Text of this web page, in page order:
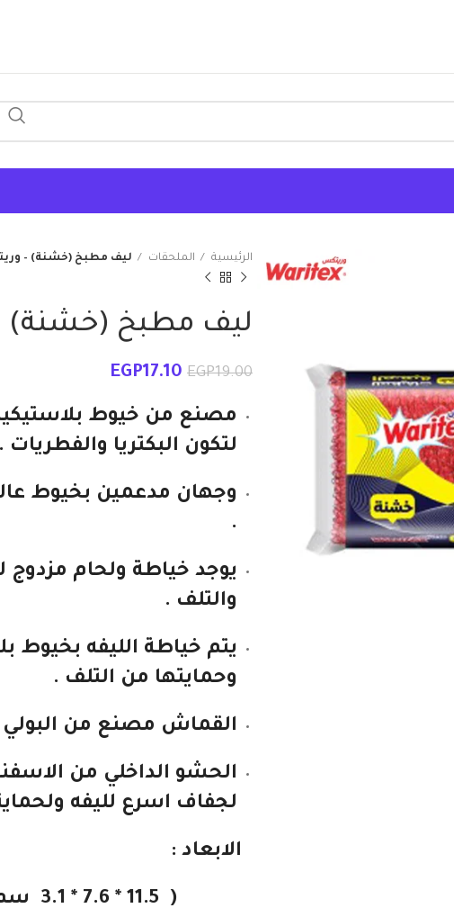
الرئيسية الملحقات ليف مطبخ (خشنة)‏ –
ليف مطبخ (خشنة)‏
EGP19.00
EGP17.10
مصنع من خيوط
لتكون البكتريا والفطريات .
وجهان مدعمين بخيوط
.
يوجد خياطة ولحام مزدوج
والتلف .
يتم خياطة الليفه بخيوط
وحمايتها من التلف .
القماش مصنع من البولي
الحشو الداخلي من
لجفاف اسرع لليفه
الابعاد :
(